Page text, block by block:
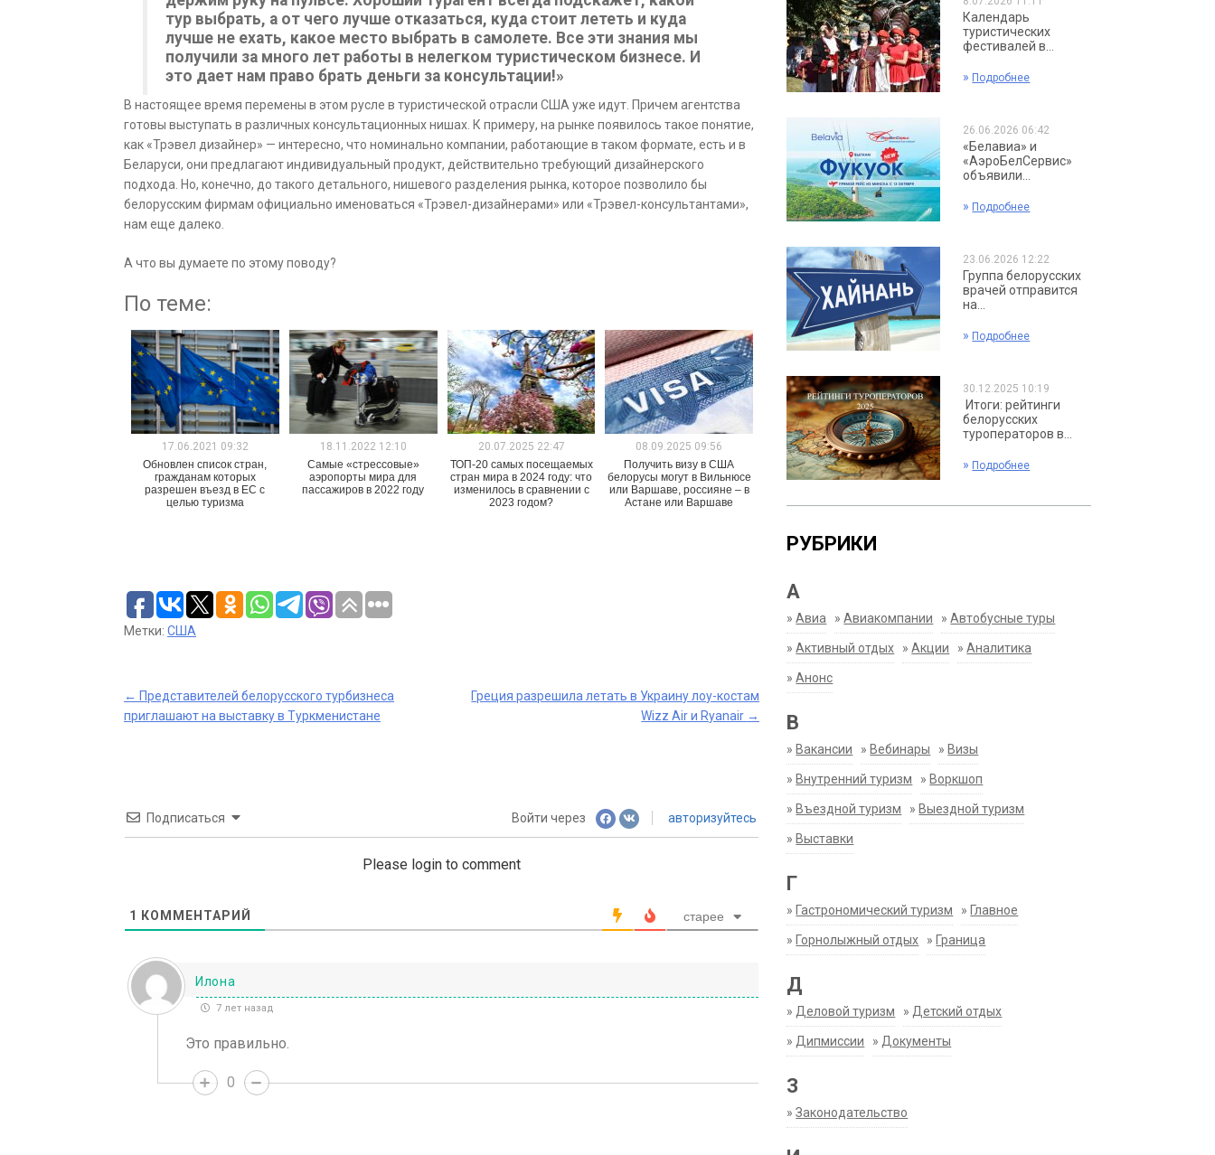
тур выбрать, а от чего лучше отказаться, куда стоит лететь и куда
лучше не ехать, какое место выбрать в самолете. Все эти знания мы
получили за много лет работы в нелегком туристическом бизнесе. И
это дает нам право брать деньги за консультации!»
В настоящее время перемены в этом русле в туристической отрасли США уже идут. Причем агентства
готовы выступать в различных консультационных нишах. К примеру, на рынке появилось такое понятие,
как «Трэвел дизайнер» — интересно, что номинально компании, работающие в таком формате, есть и в
Беларуси, они предлагают индивидуальный продукт, действительно требующий дизайнерского
подхода. Но, конечно, до такого детального, нишевого разделения рынка, которое позволило бы
белорусским фирмам официально именоваться «Трэвел-дизайнерами» или «Трэвел-консультантами»,
нам еще далеко.
А что вы думаете по этому поводу?
По теме:
17.06.2021 09:32
Обновлен список стран,
гражданам которых
разрешен въезд в ЕС с
целью туризма
18.11.2022 12:10
Самые «стрессовые»
аэропорты мира для
пассажиров в 2022 году
20.07.2025 22:47
ТОП-20 самых посещаемых
стран мира в 2024 году: что
изменилось в сравнении с
2023 годом?
08.09.2025 09:56
Получить визу в США
белорусы могут в Вильнюсе
или Варшаве, россияне – в
Астане или Варшаве
Метки: США
Post
← Представителей белорусского турбизнеса
приглашают на выставку в Туркменистане
Греция разрешила летать в Украину лоу-костам
Wizz Air и Ryanair →
Подписаться Войти через авторизуйтесь
Please login to comment
1 КОММЕНТАРИЙ старее
Илона
7 лет назад
Это правильно.
0
Календарь
туристических
фестивалей в...
» Подробнее
26.06.2026 06:42
«Белавиа» и
«АэроБелСервис»
объявили...
» Подробнее
23.06.2026 12:22
Группа белорусских
врачей отправится
на...
» Подробнее
30.12.2025 10:19
Итоги: рейтинги
белорусских
туроператоров в...
» Подробнее
РУБРИКИ
А
»Авиа »Авиакомпании »Автобусные туры
»Активный отдых »Акции »Аналитика
»Анонс
В
» Вакансии » Вебинары » Визы
» Внутренний туризм » Воркшоп
» Въездной туризм » Выездной туризм
» Выставки
Г
» Гастрономический туризм » Главное
» Горнолыжный отдых » Граница
Д
» Деловой туризм » Детский отдых
» Дипмиссии » Документы
З
»Законодательство